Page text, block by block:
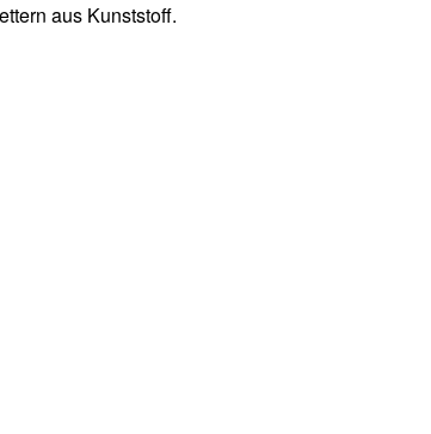
aus Kunststoff.